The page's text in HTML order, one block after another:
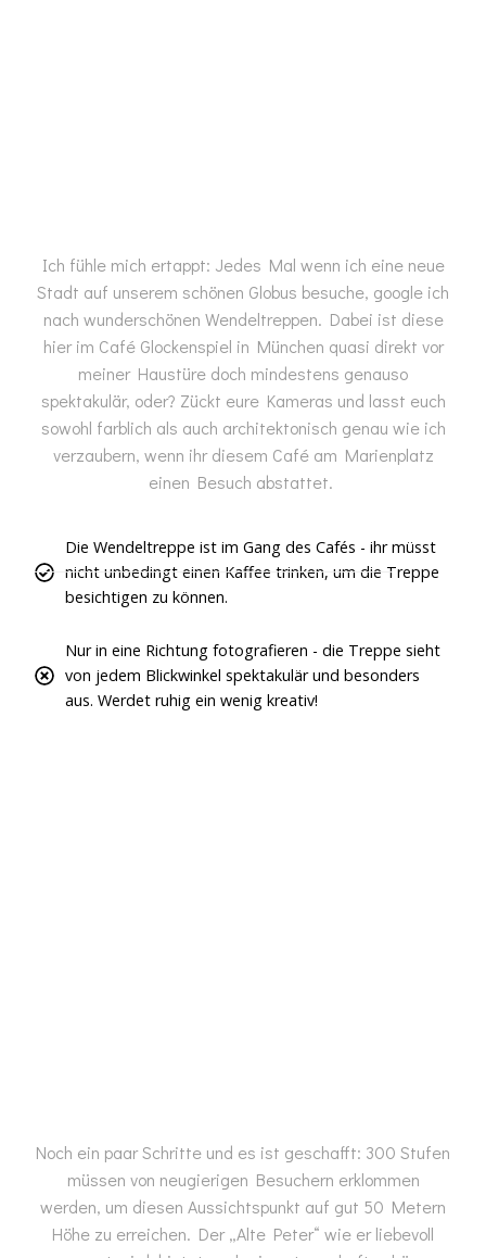
Ich fühle mich ertappt: Jedes Mal wenn ich eine neue
Stadt auf unserem schönen Globus besuche, google ich
nach wunderschönen Wendeltreppen. Dabei ist diese
hier im Café Glockenspiel in München quasi direkt vor
meiner Haustüre doch mindestens genauso
spektakulär, oder? Zückt eure Kameras und lasst euch
sowohl farblich als auch architektonisch genau wie ich
verzaubern, wenn ihr diesem Café am Marienplatz
einen Besuch abstattet.
Die Wendeltreppe ist im Gang des Cafés - ihr müsst
nicht unbedingt einen Kaffee trinken, um die Treppe
besichtigen zu können.
Nur in eine Richtung fotografieren - die Treppe sieht
von jedem Blickwinkel spektakulär und besonders
aus. Werdet ruhig ein wenig kreativ!
Noch ein paar Schritte und es ist geschafft: 300 Stufen
müssen von neugierigen Besuchern erklommen
werden, um diesen Aussichtspunkt auf gut 50 Metern
Höhe zu erreichen. Der „Alte Peter“ wie er liebevoll